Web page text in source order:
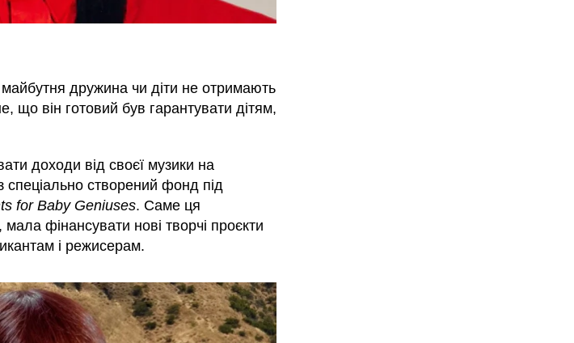
дружина чи діти не отримають
що він готовий був гарантувати дітям,
доходи від своєї музики на
спеціально створений фонд під
for Baby Geniuses. Саме ця
мала фінансувати нові творчі проєкти
і режисерам.